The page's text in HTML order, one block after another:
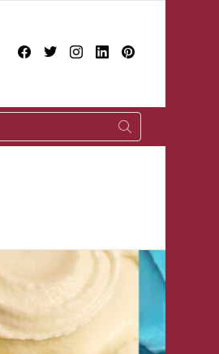
facebooktwitterinstagram
linkedin